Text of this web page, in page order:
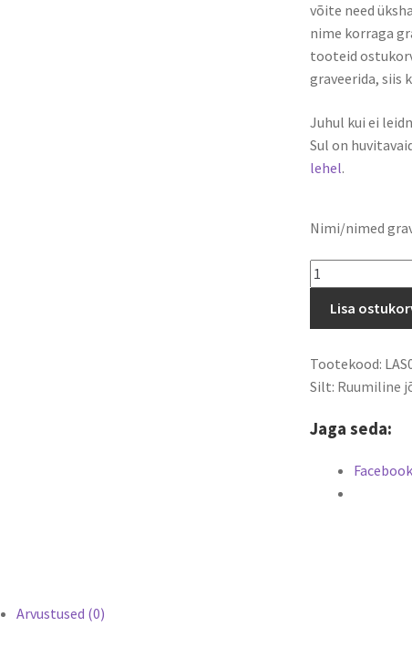
võite need
nime korraga
tooteid
graveerida, siis
Juhul kui ei
Sul on
lehel.
Nimi/nimed
Ruumiline
jõuluehe
Lumehelves
Lisa
Tootekood:
Silt: Ruumiline
Jaga seda:
Facebook
Arvustused (0)